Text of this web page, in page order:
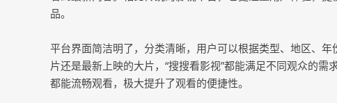
品。
平台界面简洁明了，分类清晰，用户可以根据类型、地区、
片还是最新上映的大片，“搜搜看影视”都能满足不同观众的需
都能流畅观看，极大提升了观看的便捷性。